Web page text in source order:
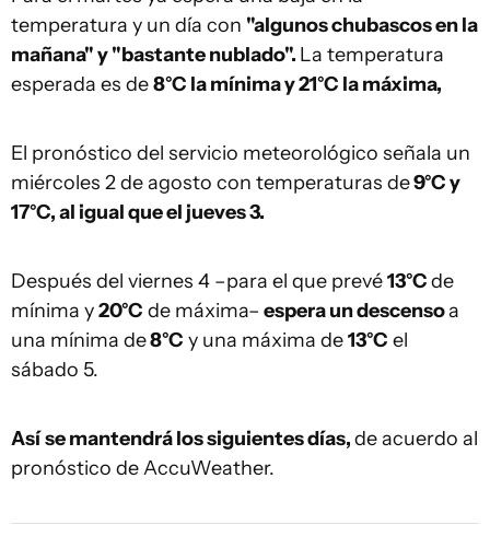
temperatura y un día con "algunos chubascos en la
mañana" y "bastante nublado". La temperatura
esperada es de8°C la mínima y 21°C la máxima,
El pronóstico del servicio meteorológico señala un
miércoles 2 de agosto con temperaturas de9°C y
17°C, al igual que el jueves 3.
Después del viernes 4 –para el que prevé13°Cde
mínima y20°C de máxima– espera un descensoa
una mínima de8°C y una máxima de13°C el
sábado 5.
Asíse mantendrá los siguientes días,de acuerdo al
pronóstico de AccuWeather.